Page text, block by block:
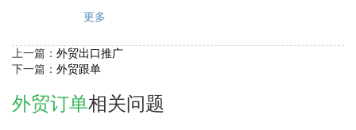
更多
上一篇： 外贸出口推广
下一篇： 外贸跟单
外贸订单相关问题